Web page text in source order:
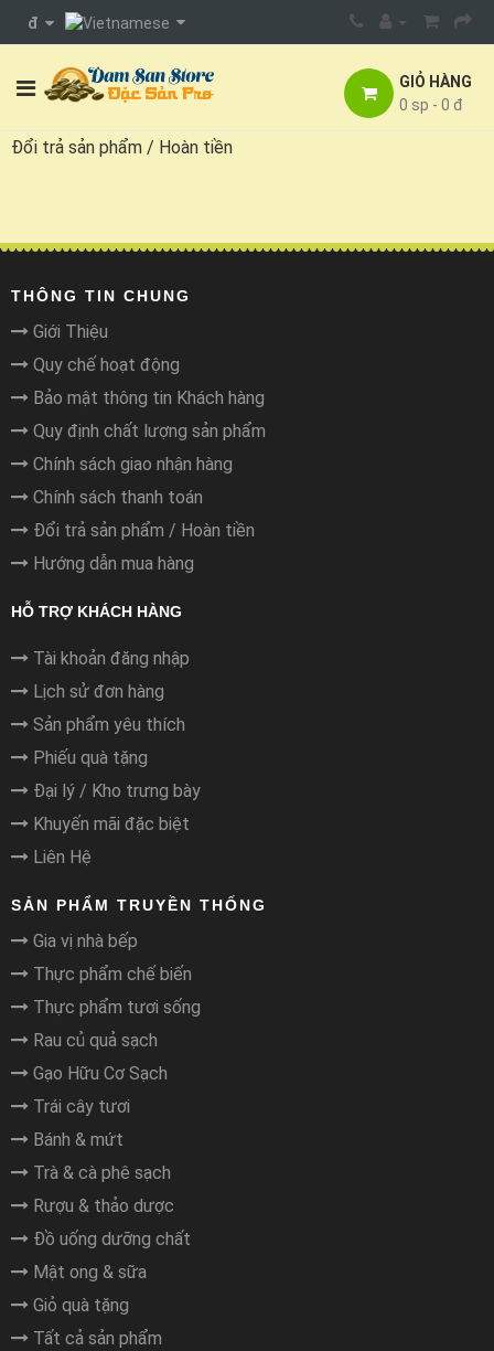
đ
GIỎ HÀNG
0 sp - 0 đ
Đổi trả sản phẩm / Hoàn tiền
THÔNG TIN CHUNG
Giới Thiệu
Quy chế hoạt động
Bảo mật thông tin Khách hàng
Quy định chất lượng sản phẩm
Chính sách giao nhận hàng
Chính sách thanh toán
Đổi trả sản phẩm / Hoàn tiền
Hướng dẫn mua hàng
HỖ TRỢ KHÁCH HÀNG
Tài khoản đăng nhập
Lịch sử đơn hàng
Sản phẩm yêu thích
Phiếu quà tặng
Đại lý / Kho trưng bày
Khuyến mãi đặc biệt
Liên Hệ
SẢN PHẨM TRUYỀN THỐNG
Gia vị nhà bếp
Thực phẩm chế biến
Thực phẩm tươi sống
Rau củ quả sạch
Gạo Hữu Cơ Sạch
Trái cây tươi
Bánh & mứt
Trà & cà phê sạch
Rượu & thảo dược
Đồ uống dưỡng chất
Mật ong & sữa
Giỏ quà tặng
Tất cả sản phẩm